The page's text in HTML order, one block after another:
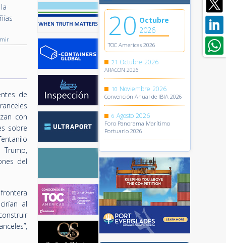
de
con
sobre
del
al
20 Octubre
2026
TOC Americas 2026
21 Octubre 2026
ARACON 2026
10 Noviembre 2026
Convención Anual de IBIA 2026
6 Agosto 2026
Foro Panorama Marítimo
Portuario 2026